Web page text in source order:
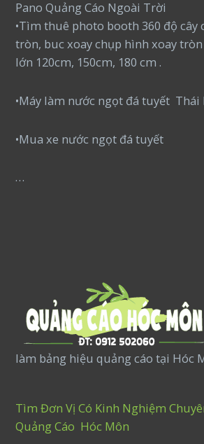
Pano Quảng Cáo Ngoài Trời
•Tìm thuê photo booth 360 độ cây
tròn, buc xoay chụp hình xoay
lớn 120cm, 150cm, 180 cm .
•Máy làm nước ngọt đá tuyết Thái
•Mua xe nước ngọt đá tuyết
…
làm bảng hiệu quảng cáo tại Hóc
Tìm Đơn Vị Có Kinh Nghiệm
Quảng Cáo Hóc Môn